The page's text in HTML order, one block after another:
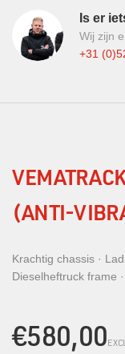
Is er
Wij zijn
+31
(ANTI-
Krachtig chassis ·
Dieselheftruck frame
€580,00